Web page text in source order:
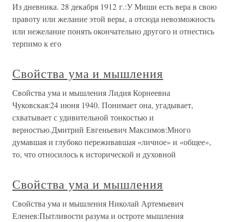
Из дневника. 28 декабря 1912 г.:У Миши есть вера в свою
правоту или желание этой веры, а отсюда невозможность
или нежелание понять окончательно другого и отнестись
терпимо к его
Свойства ума и мышления
Свойства ума и мышления Лидия Корнеевна
Чуковская:24 июня 1940. Понимает она, угадывает,
схватывает с удивительной тонкостью и
верностью.Дмитрий Евгеньевич Максимов:Много
думавшая и глубоко переживавшая «личное» и «общее»,
то, что относилось к исторической и духовной
Свойства ума и мышления
Свойства ума и мышления Николай Артемьевич
Еленев:Пытливости разума и остроте мышления